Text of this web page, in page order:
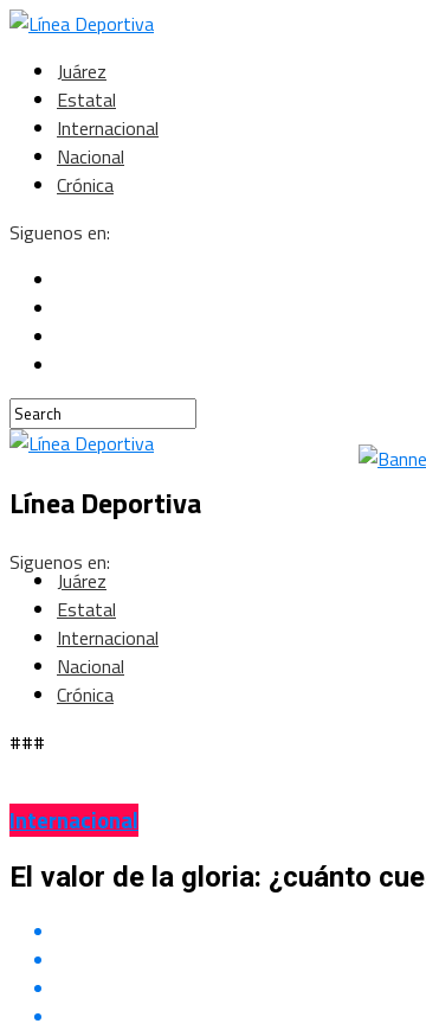
Juárez
Estatal
Internacional
Nacional
Crónica
Siguenos en:
Línea Deportiva
Siguenos en:
Juárez
Estatal
Internacional
Nacional
Crónica
###
Internacional
El valor de la gloria: ¿cuánto